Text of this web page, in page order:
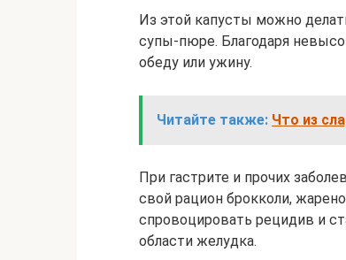
Из этой капусты можно
супы-пюре. Благодаря
обеду или ужину.
Читайте также: Что из
При гастрите и прочих
свой рацион брокколи,
спровоцировать рецидив и
области желудка.